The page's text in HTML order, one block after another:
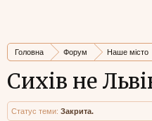
Головна Форум Наше місто
Сихів не
Статус теми: Закрита.